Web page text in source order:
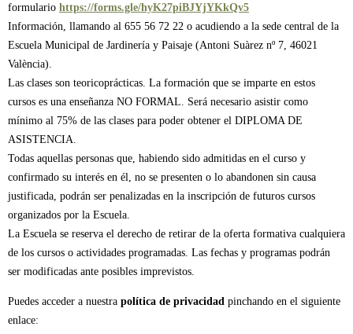
formulario https://forms.gle/hyK27piBJYjYKkQv5
Información, llamando al 655 56 72 22 o acudiendo a la sede central de la
Escuela Municipal de Jardinería y Paisaje (Antoni Suàrez nº 7, 46021
València).
​Las clases son teoricoprácticas. La formación que se imparte en estos
cursos es una enseñanza NO FORMAL. Será necesario asistir como
mínimo al 75% de las clases para poder obtener el DIPLOMA DE
ASISTENCIA.
Todas aquellas personas que, habiendo sido admitidas en el curso y
confirmado su interés en él, no se presenten o lo abandonen sin causa
justificada, podrán ser penalizadas en la inscripción de futuros cursos
organizados por la Escuela.
La Escuela se reserva el derecho de retirar de la oferta formativa cualquiera
de los cursos o actividades programadas. Las fechas y programas podrán
ser modificadas ante posibles imprevistos.
Puedes acceder a nuestra política de privacidad pinchando en el siguiente
enlace: